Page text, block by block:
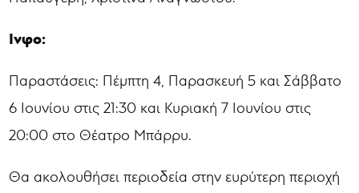
Ινφο:
Παραστάσεις: Πέμπτη 4, Παρασκευή 5 και Σάββατο
6 Ιουνίου στις 21:30 και Κυριακή 7 Ιουνίου στις
20:00 στο Θέατρο Μπάρρυ.
Θα ακολουθήσει περιοδεία στην ευρύτερη περιοχή